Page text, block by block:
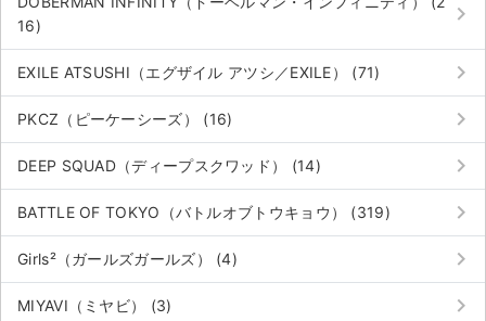
16)
keyboard_arrow_right
EXILE ATSUSHI（エグザイル アツシ／EXILE） (71) keyboard_arrow_right
PKCZ（ピーケーシーズ） (16) keyboard_arrow_right
DEEP SQUAD（ディープスクワッド） (14) keyboard_arrow_right
BATTLE OF TOKYO（バトルオブトウキョウ） (319) keyboard_arrow_right
Girls²（ガールズガールズ） (4) keyboard_arrow_right
MIYAVI（ミヤビ） (3) keyboard_arrow_right